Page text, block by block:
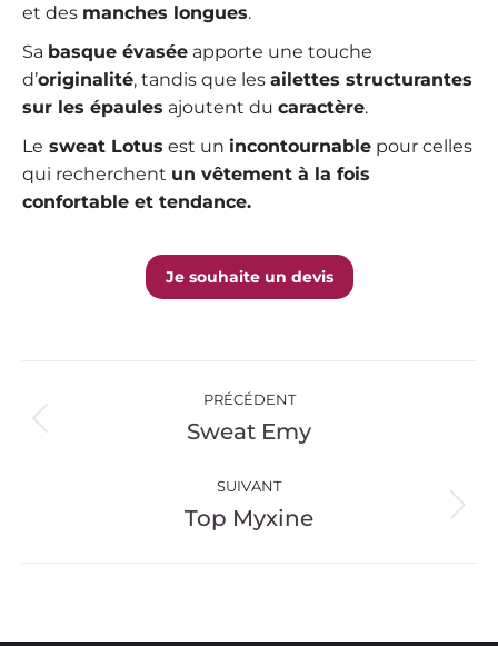
et des manches longues.
Sa basque évasée apporte une touche
d’originalité, tandis que les ailettes structurantes
sur les épaules ajoutent du caractère.
Le sweat Lotus est un incontournable pour celles
qui recherchent un vêtement à la fois
confortable et tendance.
Je souhaite un devis
de
PRÉCÉDENT
Onglet
Sweat Emy
SUIVANT
Projets
Top Myxine